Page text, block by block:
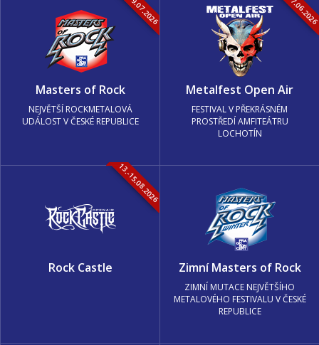
Masters of Rock
NEJVĚTŠÍ ROCKMETALOVÁ
UDÁLOST V ČESKÉ REPUBLICE
Metalfest Open Air
FESTIVAL V PŘEKRÁSNÉM
PROSTŘEDÍ AMFITEÁTRU
LOCHOTÍN
13.-15.08.2026
Rock Castle Zimní Masters of Rock
ZIMNÍ MUTACE NEJVĚTŠÍHO
METALOVÉHO FESTIVALU V ČESKÉ
REPUBLICE